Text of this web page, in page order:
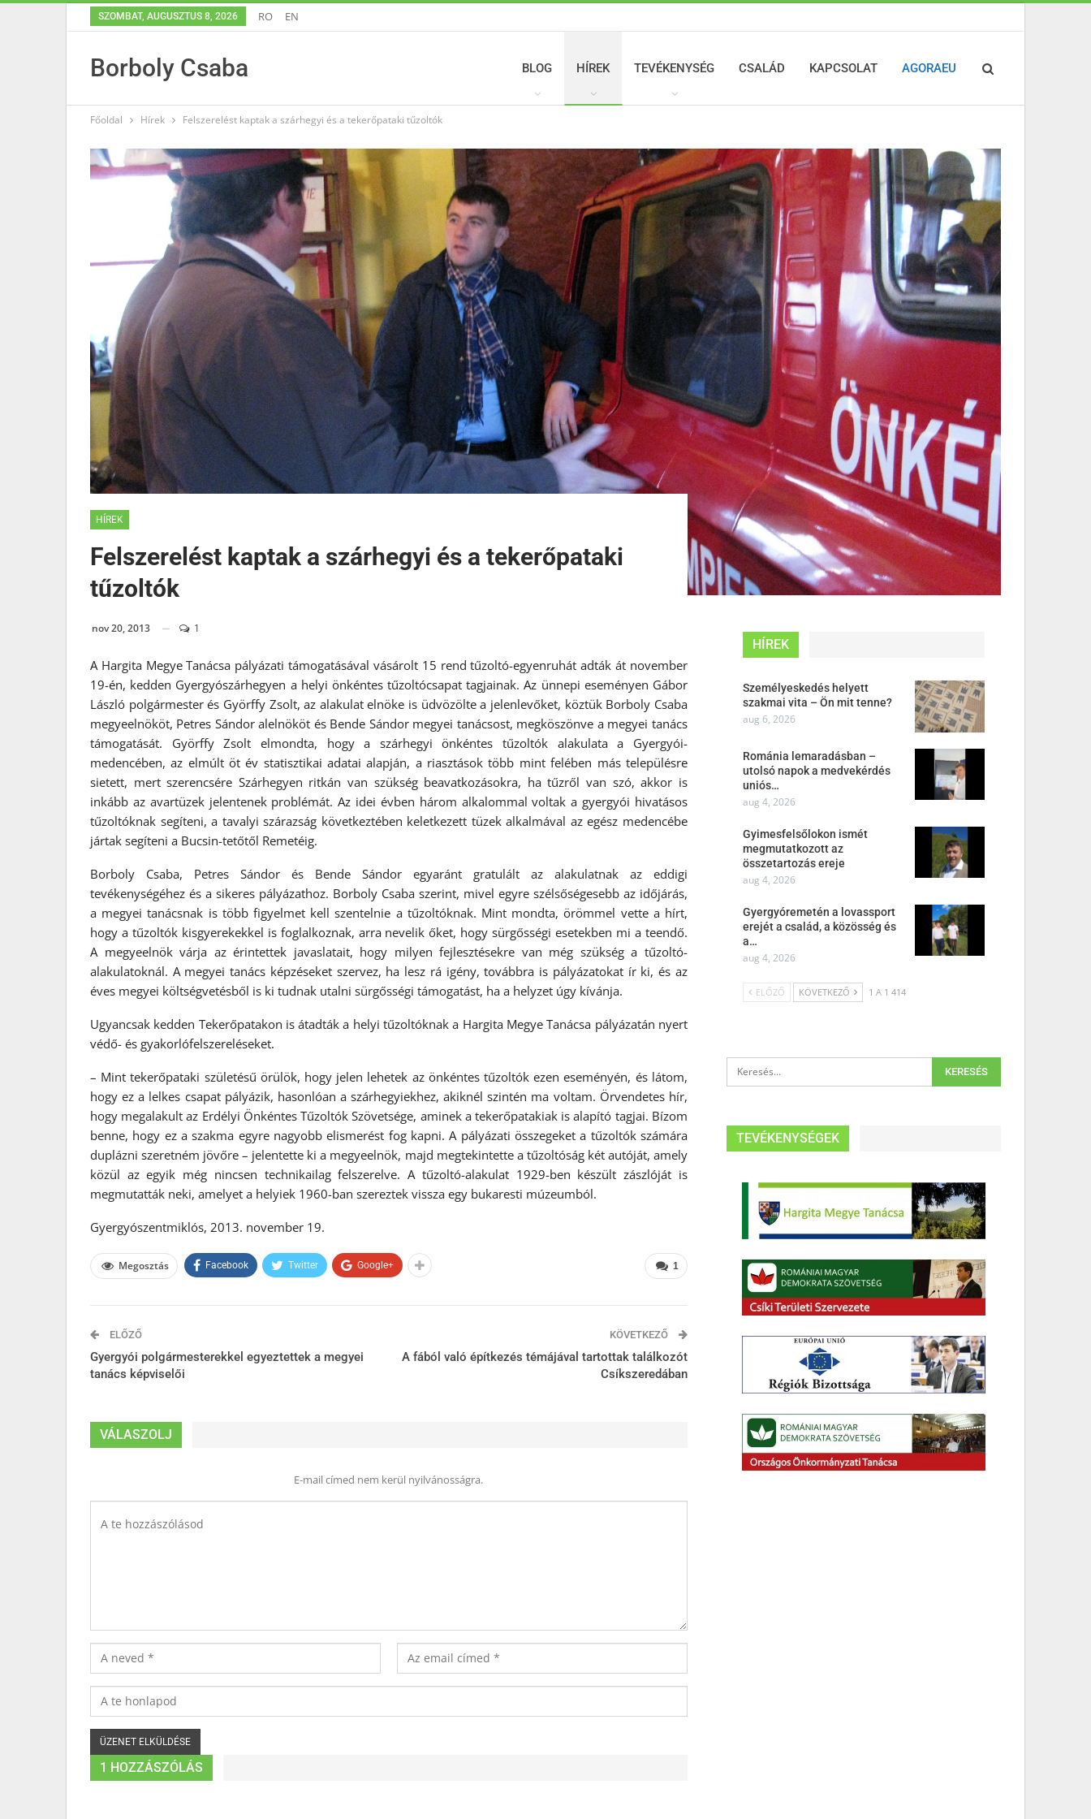
SZOMBAT, AUGUSZTUS 8, 2026 RO EN
Borboly Csaba BLOG HÍREK TEVÉKENYSÉG CSALÁD KAPCSOLAT AGORAEU
Főoldal Hírek Felszerelést kaptak a szárhegyi és a tekerőpataki tűzoltók
HÍREK
Felszerelést kaptak a szárhegyi és a tekerőpataki
tűzoltók
nov 20, 2013 1
A Hargita Megye Tanácsa pályázati támogatásával vásárolt 15 rend tűzoltó-egyenruhát adták át november
19-én, kedden Gyergyószárhegyen a helyi önkéntes tűzoltócsapat tagjainak. Az ünnepi eseményen Gábor
László polgármester és Györffy Zsolt, az alakulat elnöke is üdvözölte a jelenlevőket, köztük Borboly Csaba
megyeelnököt, Petres Sándor alelnököt és Bende Sándor megyei tanácsost, megköszönve a megyei tanács
támogatását. Györffy Zsolt elmondta, hogy a szárhegyi önkéntes tűzoltók alakulata a Gyergyói-
medencében, az elmúlt öt év statisztikai adatai alapján, a riasztások több mint felében más településre
sietett, mert szerencsére Szárhegyen ritkán van szükség beavatkozásokra, ha tűzről van szó, akkor is
inkább az avartüzek jelentenek problémát. Az idei évben három alkalommal voltak a gyergyói hivatásos
tűzoltóknak segíteni, a tavalyi szárazság következtében keletkezett tüzek alkalmával az egész medencébe
jártak segíteni a Bucsin-tetőtől Remetéig.
Borboly Csaba, Petres Sándor és Bende Sándor egyaránt gratulált az alakulatnak az eddigi
tevékenységéhez és a sikeres pályázathoz. Borboly Csaba szerint, mivel egyre szélsőségesebb az időjárás,
a megyei tanácsnak is több figyelmet kell szentelnie a tűzoltóknak. Mint mondta, örömmel vette a hírt,
hogy a tűzoltók kisgyerekekkel is foglalkoznak, arra nevelik őket, hogy sürgősségi esetekben mi a teendő.
A megyeelnök várja az érintettek javaslatait, hogy milyen fejlesztésekre van még szükség a tűzoltó-
alakulatoknál. A megyei tanács képzéseket szervez, ha lesz rá igény, továbbra is pályázatokat ír ki, és az
éves megyei költségvetésből is ki tudnak utalni sürgősségi támogatást, ha a helyzet úgy kívánja.
Ugyancsak kedden Tekerőpatakon is átadták a helyi tűzoltóknak a Hargita Megye Tanácsa pályázatán nyert
védő- és gyakorlófelszereléseket.
– Mint tekerőpataki születésű örülök, hogy jelen lehetek az önkéntes tűzoltók ezen eseményén, és látom,
hogy ez a lelkes csapat pályázik, hasonlóan a szárhegyiekhez, akiknél szintén ma voltam. Örvendetes hír,
hogy megalakult az Erdélyi Önkéntes Tűzoltók Szövetsége, aminek a tekerőpatakiak is alapító tagjai. Bízom
benne, hogy ez a szakma egyre nagyobb elismerést fog kapni. A pályázati összegeket a tűzoltók számára
duplázni szeretném jövőre – jelentette ki a megyeelnök, majd megtekintette a tűzoltóság két autóját, amely
közül az egyik még nincsen technikailag felszerelve. A tűzoltó-alakulat 1929-ben készült zászlóját is
megmutatták neki, amelyet a helyiek 1960-ban szereztek vissza egy bukaresti múzeumból.
Gyergyószentmiklós, 2013. november 19.
1
Megosztás Facebook Twitter Google+
ELŐZŐ
Gyergyói polgármesterekkel egyeztettek a megyei
tanács képviselői
KÖVETKEZŐ
A fából való építkezés témájával tartottak találkozót
Csíkszeredában
VÁLASZOLJ
E-mail címed nem kerül nyilvánosságra.
1 HOZZÁSZÓLÁS
HÍREK
Személyeskedés helyett
szakmai vita – Ön mit tenne?
aug 6, 2026
Románia lemaradásban –
utolsó napok a medvekérdés
uniós…
aug 4, 2026
Gyimesfelsőlokon ismét
megmutatkozott az
összetartozás ereje
aug 4, 2026
Gyergyóremetén a lovassport
erejét a család, a közösség és
a…
aug 4, 2026
ELŐZŐ KÖVETKEZŐ 1 A 1 414
TEVÉKENYSÉGEK